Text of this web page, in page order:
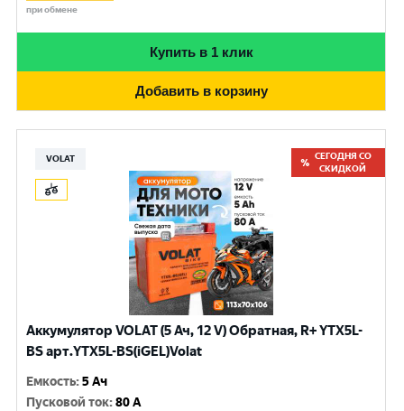
при обмене
Купить в 1 клик
Добавить в корзину
VOLAT
СЕГОДНЯ СО
СКИДКОЙ
Аккумулятор VOLAT (5 Ач, 12 V) Обратная, R+ YTX5L-
BS арт.YTX5L-BS(iGEL)Volat
Емкость:5 Ач
Пусковой ток:80 A